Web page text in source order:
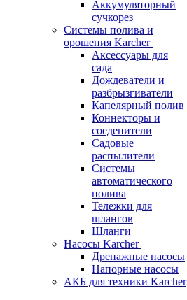
Аккумуляторный
сучкорез
Системы полива и
орошения Karcher
Аксессуары для
сада
Дождеватели и
разбрызгиватели
Капелярный полив
Коннекторы и
соеденители
Садовые
распылители
Системы
автоматического
полива
Тележки для
шлангов
Шланги
Насосы Karcher
Дренажные насосы
Напорные насосы
АКБ для техники Karcher